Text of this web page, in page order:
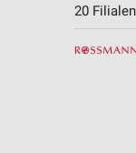
20 Filialen